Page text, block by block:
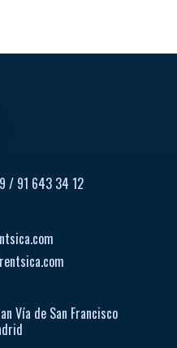
/ 91 643 34 12
Vía de San Francisco